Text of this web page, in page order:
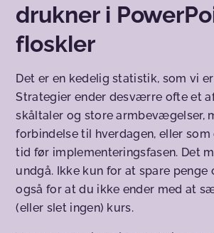
drukner i
floskler
Det er en kedelig statistik, som vi
Strategier ender desværre ofte et af
skåltaler og store armbevægelser,
forbindelse til hverdagen, eller
tid før implementeringsfasen. Det
undgå. Ikke kun for at spare penge
også for at du ikke ender med at
(eller slet ingen) kurs.